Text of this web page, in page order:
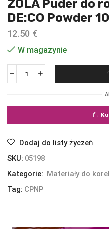
ZOLA Puder do
DE:CO Powder
12.50 €
W magazynie
Dodaj do listy życzeń
SKU: 05198
Kategorie: Materiały do
Tag: CPNP